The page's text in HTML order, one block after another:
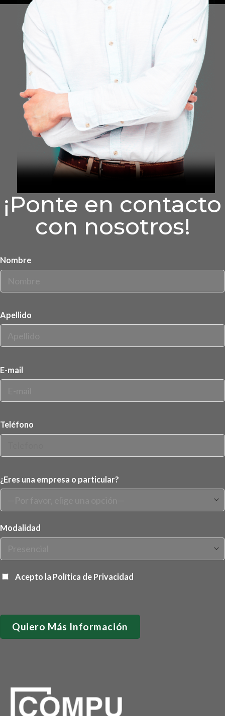
¡Ponte en contacto
con nosotros!
Nombre
Apellido
E-mail
Teléfono
¿Eres una empresa o particular?
Modalidad
Acepto la Política de Privacidad